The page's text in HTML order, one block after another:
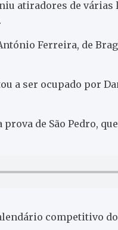
atiradores de várias
Ferreira, de
a ser ocupado por
de São Pedro,
competitivo